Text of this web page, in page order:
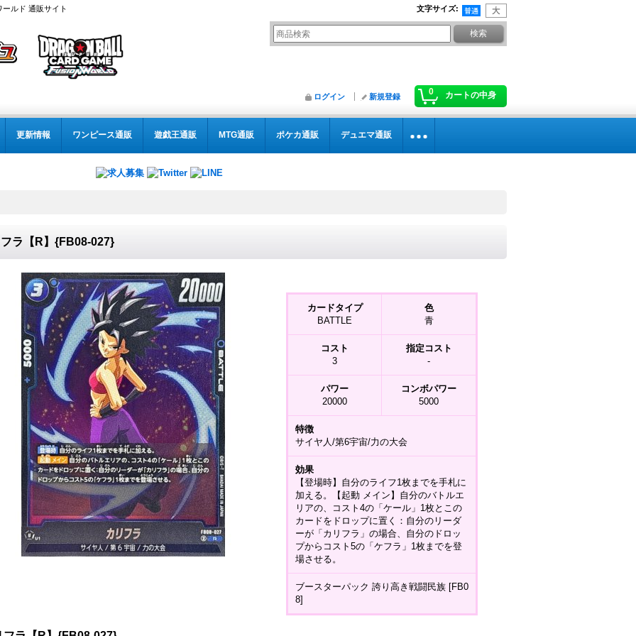
ルド 通販サイト 文字サイズ:
0 カートの中身
ログイン 新規登録
更新情報 ワンピース通販 遊戯王通販 MTG通販 ポケカ通販 デュエマ通販
ラ【R】{FB08-027}
カードタイプ
BATTLE
色
青
コスト
3
指定コスト
-
パワー
20000
コンボパワー
5000
特徴
サイヤ人/第6宇宙/力の大会
効果
【登場時】自分のライフ1枚までを手札に
加える。【起動 メイン】自分のバトルエ
リアの、コスト4の「ケール」1枚とこの
カードをドロップに置く：自分のリーダ
ーが「カリフラ」の場合、自分のドロッ
プからコスト5の「ケフラ」1枚までを登
場させる。
ブースターパック 誇り高き戦闘民族 [FB0
8]